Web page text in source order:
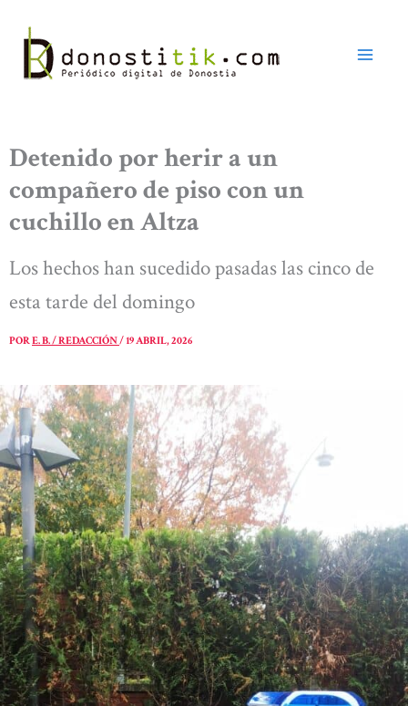
contenido
Detenido por herir a un
compañero de piso con un
cuchillo en Altza
Los hechos han sucedido pasadas las cinco de
esta tarde del domingo
PORE. B. / REDACCIÓN/19 ABRIL, 2026